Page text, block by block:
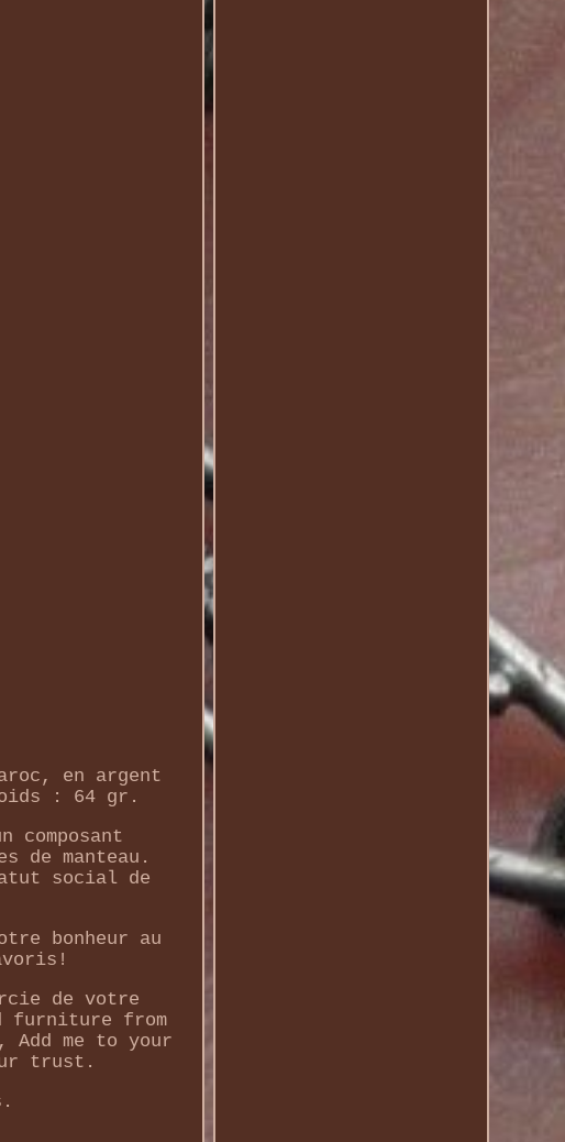
en argent
: 64 gr.
de manteau.
social de
votre bonheur au
de votre
furniture from
me to your
trust.